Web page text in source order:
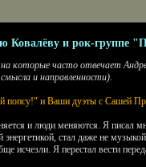
Ковалёву и рок-группе
на которые часто отвечает
и направленности).
попсу!" и Ваши дуэты с Сашей
и люди меняются. Я писал
стал даже не
исчезли. Я перестал вести